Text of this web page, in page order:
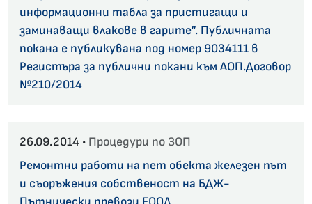
информационни табла за пристигащи и
заминаващи влакове в гарите”. Публичната
покана е публикувана под номер 9034111 в
Регистъра за публични покани към АОП.Договор
№210/2014
26.09.2014 • Процедури по ЗОП
Ремонтни работи на пет обекта железен път
и съоръжения собственост на БДЖ-